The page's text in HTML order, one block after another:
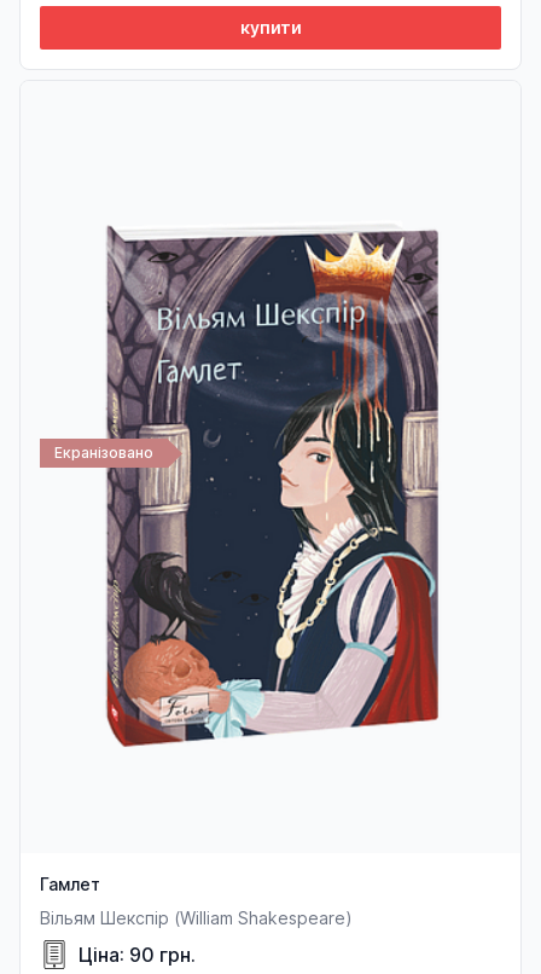
купити
Екранізовано
Гамлет
Вільям Шекспір (William Shakespeare)
Ціна: 90 грн.